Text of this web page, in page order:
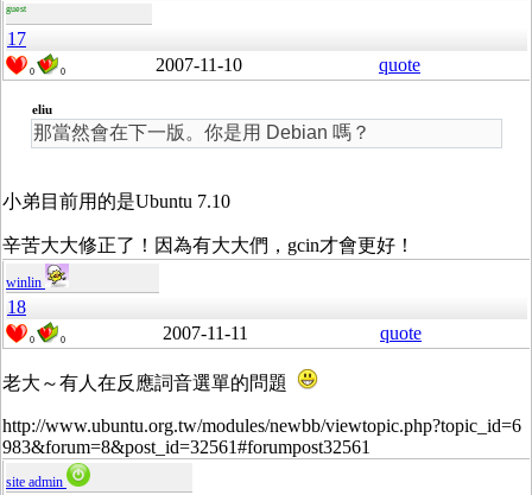
guest
17
0 0 2007-11-10 quote
eliu
那當然會在下一版。你是用 Debian 嗎？
小弟目前用的是Ubuntu 7.10
辛苦大大修正了！因為有大大們，gcin才會更好！
winlin
18
0 0 2007-11-11 quote
老大～有人在反應詞音選單的問題
http://www.ubuntu.org.tw/modules/newbb/viewtopic.php?topic_id=6
983&forum=8&post_id=32561#forumpost32561
site admin